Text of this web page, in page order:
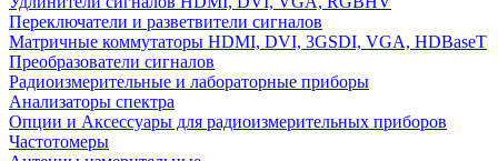
Переключатели и разветвители сигналов
Матричные коммутаторы HDMI, DVI, 3GSDI, VGA, HDBaseT
Преобразователи сигналов
Радиоизмерительные и лабораторные приборы
Анализаторы спектра
Опции и Аксессуары для радиоизмерительных приборов
Частотомеры